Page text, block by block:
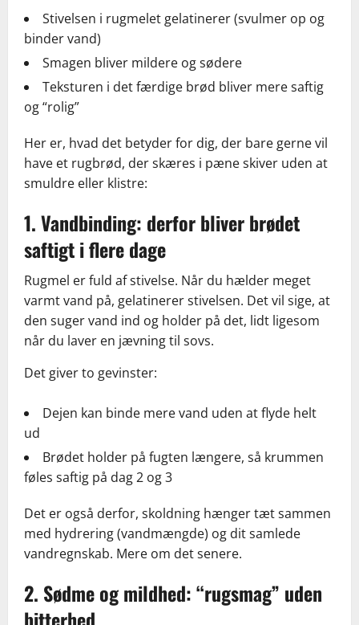
Stivelsen i rugmelet gelatinerer (svulmer op og
binder vand)
Smagen bliver mildere og sødere
Teksturen i det færdige brød bliver mere saftig
og “rolig”
Her er, hvad det betyder for dig, der bare gerne vil
have et rugbrød, der skæres i pæne skiver uden at
smuldre eller klistre:
1. Vandbinding: derfor bliver brødet
saftigt i flere dage
Rugmel er fuld af stivelse. Når du hælder meget
varmt vand på, gelatinerer stivelsen. Det vil sige, at
den suger vand ind og holder på det, lidt ligesom
når du laver en jævning til sovs.
Det giver to gevinster:
Dejen kan binde mere vand uden at flyde helt
ud
Brødet holder på fugten længere, så krummen
føles saftig på dag 2 og 3
Det er også derfor, skoldning hænger tæt sammen
med hydrering (vandmængde) og dit samlede
vandregnskab. Mere om det senere.
2. Sødme og mildhed: “rugsmag” uden